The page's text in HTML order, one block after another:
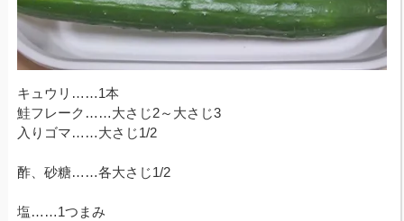
キュウリ……1本
鮭フレーク……大さじ2～大さじ3
入りゴマ……大さじ1/2
酢、砂糖……各大さじ1/2
塩……1つまみ